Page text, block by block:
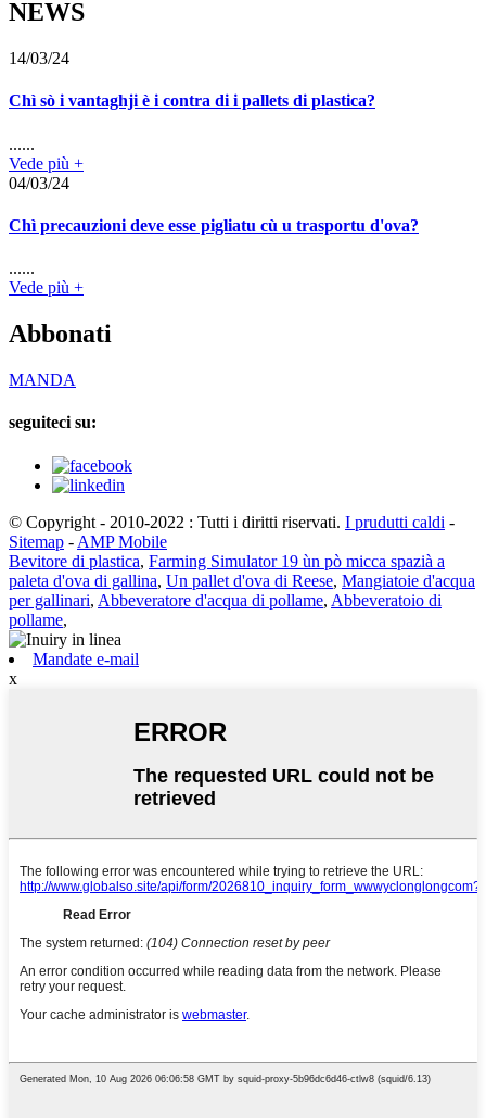
NEWS
14/03/24
Chì sò i vantaghji è i contra di i pallets di plastica?
......
Vede più +
04/03/24
Chì precauzioni deve esse pigliatu cù u trasportu d'ova?
......
Vede più +
Abbonati
MANDA
seguiteci su:
© Copyright - 2010-2022 : Tutti i diritti riservati. I prudutti caldi -
Sitemap - AMP Mobile
Bevitore di plastica, Farming Simulator 19 ùn pò micca spazià a
paleta d'ova di gallina, Un pallet d'ova di Reese, Mangiatoie d'acqua
per gallinari, Abbeveratore d'acqua di pollame, Abbeveratoio di
pollame,
Mandate e-mail
x